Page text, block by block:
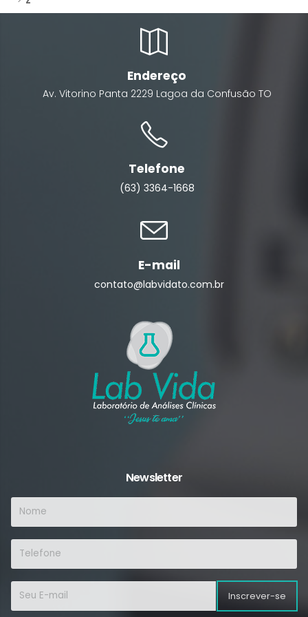
Endereço
Av. Vitorino Panta 2229 Lagoa da Confusão TO
Telefone
(63) 3364-1668
E-mail
contato@labvidato.com.br
Newsletter
Inscrever-se